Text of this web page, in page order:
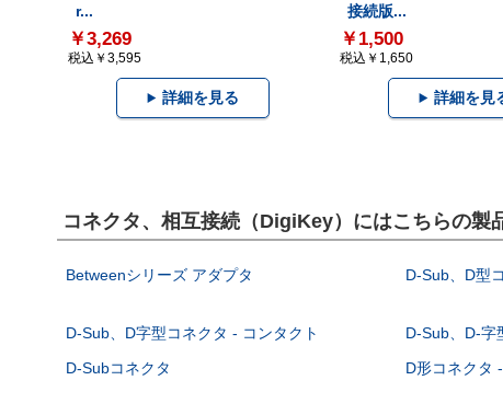
r...
￥3,269
税込￥3,595
詳細を見る
接続版...
￥1,500
税込￥1,650
詳細を見
コネクタ、相互接続（DigiKey）にはこちらの製
Betweenシリーズ アダプタ D-Sub、D型
D-Sub、D字型コネクタ - コンタクト D-Sub、D-字
D-Subコネクタ
D形コネクタ